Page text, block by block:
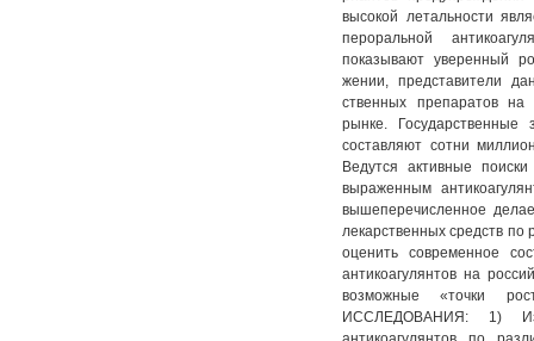
высокой летальности
пероральной
показывают уверенный
жении, представители
ственных препаратов на
рынке. Государственные
составляют сотни
Ведутся активные
выраженным
вышеперечисленное
лекарственных средств
оценить современное
антикоагулянтов на
возможные «точки
ИССЛЕДОВАНИЯ: 1)